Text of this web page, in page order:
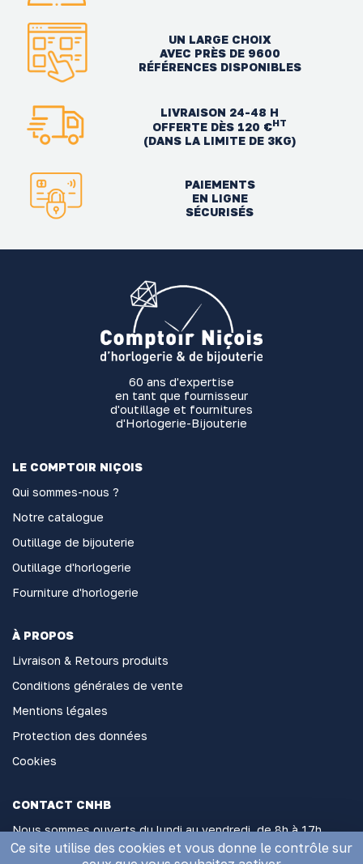
UN LARGE CHOIX
AVEC PRÈS DE 9600
RÉFÉRENCES DISPONIBLES
LIVRAISON 24-48 H
OFFERTE DÈS 120 €HT
(DANS LA LIMITE DE 3KG)
PAIEMENTS
EN LIGNE
SÉCURISÉS
60 ans d'expertise
en tant que fournisseur
d'outillage et fournitures
d'Horlogerie-Bijouterie
LE COMPTOIR NIÇOIS
Qui sommes-nous ?
Notre catalogue
Outillage de bijouterie
Outillage d'horlogerie
Fourniture d'horlogerie
À PROPOS
Livraison & Retours produits
Conditions générales de vente
Mentions légales
Protection des données
Cookies
CONTACT CNHB
Nous sommes ouverts du lundi au vendredi, de 8h à 17h
sans interruption
Ce site utilise des cookies et vous donne le contrôle sur